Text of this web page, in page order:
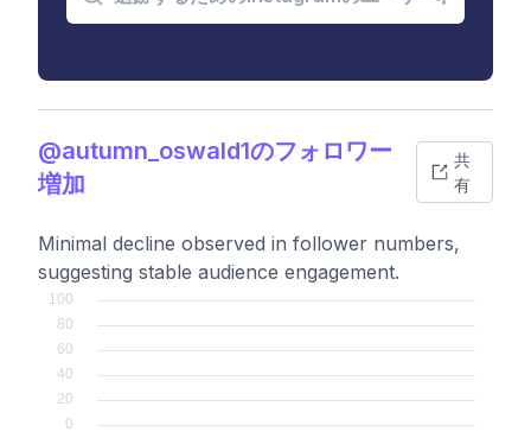
@autumn_oswald1のフォロワー
増加
共
有
Minimal decline observed in follower numbers,
suggesting stable audience engagement.